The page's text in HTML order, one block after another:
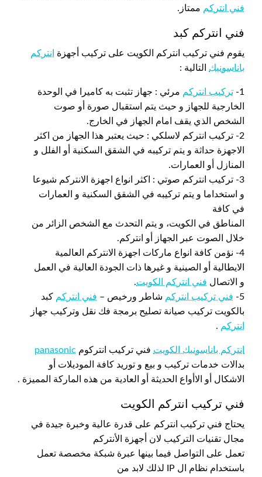
فني انتركم ممتاز.
فني انتركم كبد
يقوم فني تركيب انتركم الكويت على تركيب أجهزة
انتركم
باناسونيك التالية :
1- تركيب انتركم مرئي : جهاز تثبت به كاميرا في الوحدة
الخارجية للجهاز و حيث يتم استقبال صورة أو صوت
الشخص الذي يقف امام الجهاز في الخارج.
2- تركيب انتركم لاسلكي : حيث يعتبر هذا الجهاز من اكثر
الاجهزة حداثة و يتم تركيبه في الشقق السكنية أو الفلل و
المنازل أو العمارات.
3- تركيب انتركم صوتي : اكثر انواع اجهزة الانتركم شيوعا
و استخداما و يتم تركيبه في الشقق السكنية و العمارات
في كافة
المناطق في الكويت، و يتم التحدث مع الشخص الزائر من
خلال الصوت عبر الجهاز أو انتركم.
4- نؤمن كافة انواع ماركات اجهزة الانتركم العالمية
الايطالية أو الصينية و غيرها ذات الجودة العالية في العمل
و الاتصال فني انتركم الكويت.
5-
فني تركيب انتركم شاطر ورخيص – فني انتركم كبد
بالكويت تركيب صيانة تصليح برمجة فك نقل وتركيب جهاز
انتركم .
انتركم باناسونيك الكويت فني تركيب انتركوم panasonic
بدالات خدمات تركيب و بيع و توريد كافة الموديلات أو
الاشكال أو الاأواع الحديثة أو العادية من هذه الماركة المميزة .
فني تركيب انتركم الكويت
يحتاج فني تركيب انتركم على قدرة عالية وخبرة جيدة في
مجال تقنيات التركيب لان أجهزة الأنتركم
تعمل على التواصل فيما بينها عبرة شبكة مخصصة تعمل
باستخدام نظام ال IP لذلك لابد من